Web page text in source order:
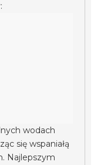
wodach
się wspaniałą
Najlepszym